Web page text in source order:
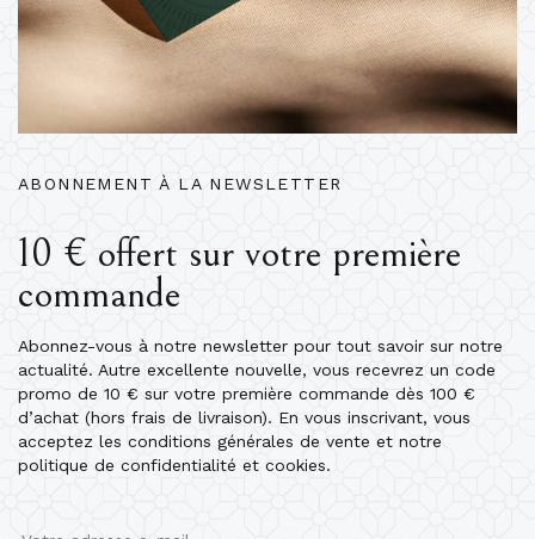
ABONNEMENT À LA NEWSLETTER
10 € offert sur votre première
commande
Abonnez-vous à notre newsletter pour tout savoir sur notre
actualité. Autre excellente nouvelle, vous recevrez un code
promo de 10 € sur votre première commande dès 100 €
d’achat (hors frais de livraison). En vous inscrivant, vous
acceptez les conditions générales de vente et notre
politique de confidentialité et cookies.